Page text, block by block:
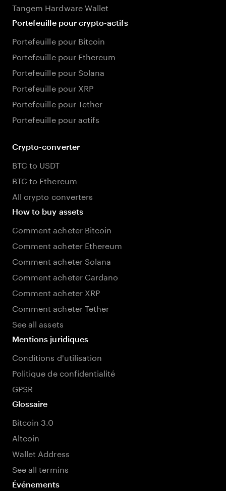
Tangem Hardware Wallet
Portefeuille pour crypto-actifs
Portefeuille pour Bitcoin
Portefeuille pour Ethereum
Portefeuille pour Solana
Portefeuille pour XRP
Portefeuille pour Tether
Portefeuille pour actifs
Crypto-converter
BTC to USDT
BTC to Ethereum
All crypto converters
How to buy assets
Comment acheter Bitcoin
Comment acheter Ethereum
Comment acheter Solana
Comment acheter Cardano
Comment acheter XRP
Comment acheter Tether
See all assets
Mentions juridiques
Conditions d'utilisation
Politique de confidentialité
GPSR
Glossaire
Bitcoin 3.0
Altcoin
Wallet Address
See all termins
Événements